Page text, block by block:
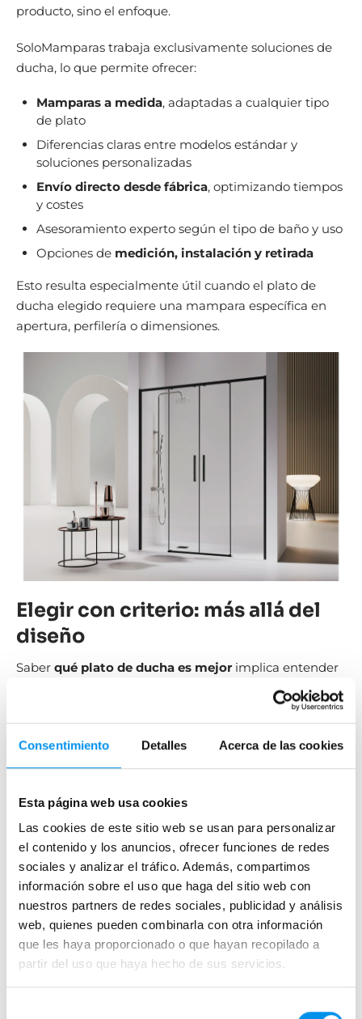
Consentimiento Detalles Acerca de las cookies
Esta página web usa cookies
Las cookies de este sitio web se usan para personalizar
el contenido y los anuncios, ofrecer funciones de redes
sociales y analizar el tráfico. Además, compartimos
información sobre el uso que haga del sitio web con
nuestros partners de redes sociales, publicidad y análisis
web, quienes pueden combinarla con otra información
que les haya proporcionado o que hayan recopilado a
partir del uso que haya hecho de sus servicios.
producto, sino el enfoque.
SoloMamparas trabaja exclusivamente soluciones de
ducha, lo que permite ofrecer:
Mamparas a medida, adaptadas a cualquier tipo
de plato
Diferencias claras entre modelos estándar y
soluciones personalizadas
Envío directo desde fábrica, optimizando tiempos
y costes
Asesoramiento experto según el tipo de baño y uso
Opciones de medición, instalación y retirada
Esto resulta especialmente útil cuando el plato de
ducha elegido requiere una mampara específica en
apertura, perfilería o dimensiones.
Elegir con criterio: más allá del
diseño
Saber qué plato de ducha es mejor implica entender
Un baño bien diseñado no solo se ve bien:
Más fácil de mantener
Adaptar el plato de ducha al uso real familiar, reducido
o senior permite tomar decisiones más acertadas y
duraderas.
Porque el mejor plato de ducha no es el más caro ni el
más moderno, sino el que realmente encaja contigo y
con tu forma de vivir el baño.